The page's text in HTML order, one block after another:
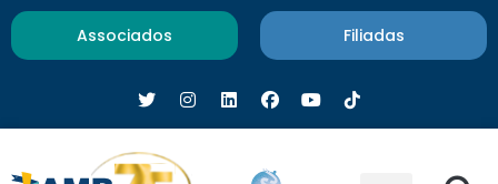
Associados Filiadas